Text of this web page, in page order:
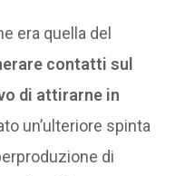
era quella del
contatti sul
di attirarne in
un’ulteriore spinta
di